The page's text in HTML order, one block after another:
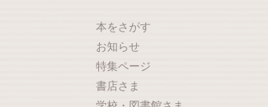
本をさがす
お知らせ
特集ページ
書店さま